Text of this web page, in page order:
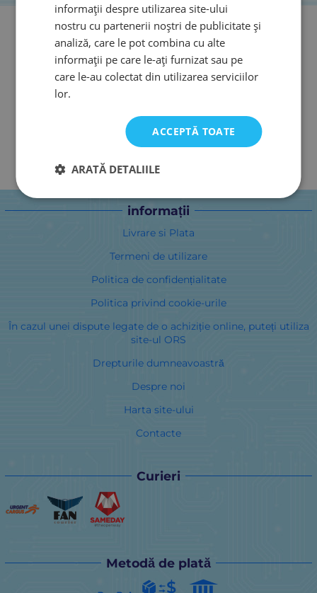
informații
Livrare si Plata
Termeni de utilizare
Politica de confidențialitate
Politica privind cookie-urile
În cazul unei dispute legate de o achiziție online, puteți utiliza
site-ul ORS
Drepturile dumneavoastră
Despre noi
Harta site-ului
Contacte
Curieri
Metodă de plată
informații despre utilizarea site-ului
nostru cu partenerii noștri de publicitate și
analiză, care le pot combina cu alte
informații pe care le-ați furnizat sau pe
care le-au colectat din utilizarea serviciilor
lor.
ACCEPTĂ TOATE
ARATĂ DETALIILE